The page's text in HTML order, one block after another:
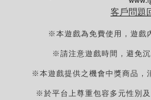
客戶問題
※本遊戲為免費使用，遊戲
※請注意遊戲時間，避免
※本遊戲提供之機會中獎商品，
※於平台上尊重包容多元性別